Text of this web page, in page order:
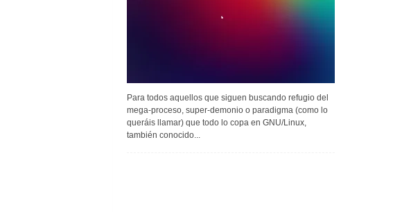
Para todos aquellos que siguen buscando refugio del
mega-proceso, super-demonio o paradigma (como lo
queráis llamar) que todo lo copa en GNU/Linux,
también conocido...